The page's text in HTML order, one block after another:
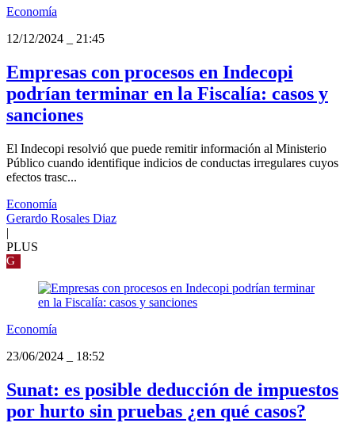
Economía
12/12/2024
21:45
Empresas con procesos en Indecopi
podrían terminar en la Fiscalía: casos y
sanciones
El Indecopi resolvió que puede remitir información al Ministerio
Público cuando identifique indicios de conductas irregulares cuyos
efectos trasc...
Economía
Gerardo Rosales Diaz
|
PLUS
G
Economía
23/06/2024
18:52
Sunat: es posible deducción de impuestos
por hurto sin pruebas ¿en qué casos?